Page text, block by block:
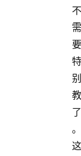
不
需
要
特
别
教
了
。
这